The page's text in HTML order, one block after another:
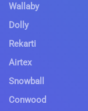
Wallaby
Dolly
Rekarti
Airtex
Snowball
Conwood